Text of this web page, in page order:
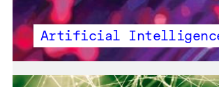
Artificial